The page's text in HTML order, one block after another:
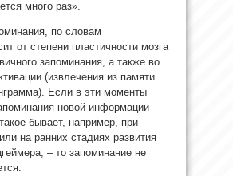
много раз».
по словам
от степени пластичности мозга
запоминания, а также во
(извлечения из памяти
Если в эти моменты
новой информации
бывает, например, при
на ранних стадиях развития
– то запоминание не